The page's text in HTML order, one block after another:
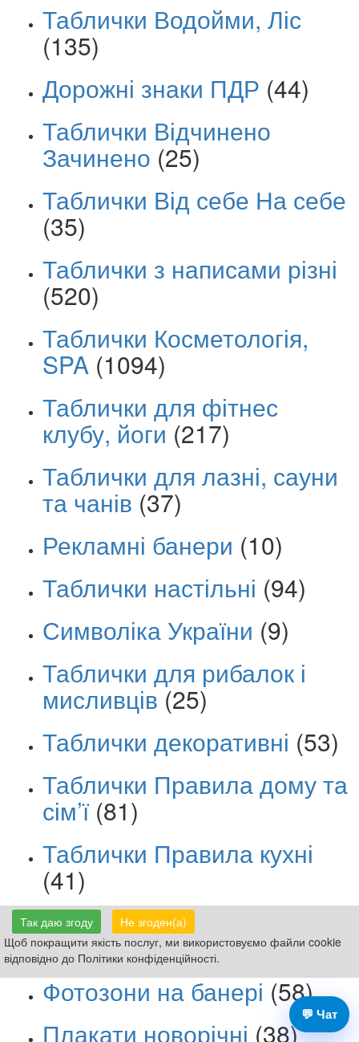
Так даю згоду
Не згоден(а)
Щоб покращити якість послуг, ми використовуємо файли cookie
відповідно до Політики конфіденційності.
Таблички Водойми, Ліс
(135)
Дорожні знаки ПДР (44)
Таблички Відчинено
Зачинено (25)
Таблички Від себе На себе
(35)
Таблички з написами різні
(520)
Таблички Косметологія,
SPA (1094)
Таблички для фітнес
клубу, йоги (217)
Таблички для лазні, сауни
та чанів (37)
Рекламні банери (10)
Таблички настільні (94)
Символіка України (9)
Таблички для рибалок і
мисливців (25)
Таблички декоративні (53)
Таблички Правила дому та
сім’ї (81)
Таблички Правила кухні
(41)
Таблички Правила гаража
(45)
Фотозони на банері (58)
Плакати новорічні (38)
💬 Чат